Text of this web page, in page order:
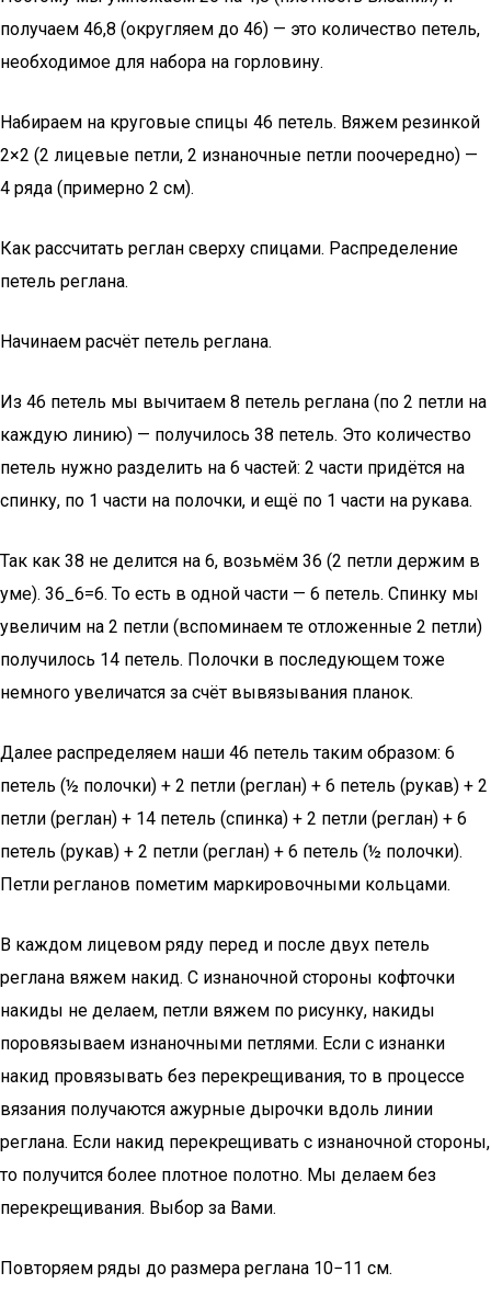
получаем 46,8 (округляем до 46) — это количество петель,
необходимое для набора на горловину.
Набираем на круговые спицы 46 петель. Вяжем резинкой
2×2 (2 лицевые петли, 2 изнаночные петли поочередно) —
4 ряда (примерно 2 см).
Как рассчитать реглан сверху спицами. Распределение
петель реглана.
Начинаем расчёт петель реглана.
Из 46 петель мы вычитаем 8 петель реглана (по 2 петли на
каждую линию) — получилось 38 петель. Это количество
петель нужно разделить на 6 частей: 2 части придётся на
спинку, по 1 части на полочки, и ещё по 1 части на рукава.
Так как 38 не делится на 6, возьмём 36 (2 петли держим в
уме). 36_6=6. То есть в одной части — 6 петель. Спинку мы
увеличим на 2 петли (вспоминаем те отложенные 2 петли)
получилось 14 петель. Полочки в последующем тоже
немного увеличатся за счёт вывязывания планок.
Далее распределяем наши 46 петель таким образом: 6
петель (½ полочки) + 2 петли (реглан) + 6 петель (рукав) + 2
петли (реглан) + 14 петель (спинка) + 2 петли (реглан) + 6
петель (рукав) + 2 петли (реглан) + 6 петель (½ полочки).
Петли регланов пометим маркировочными кольцами.
В каждом лицевом ряду перед и после двух петель
реглана вяжем накид. С изнаночной стороны кофточки
накиды не делаем, петли вяжем по рисунку, накиды
поровязываем изнаночными петлями. Если с изнанки
накид провязывать без перекрещивания, то в процессе
вязания получаются ажурные дырочки вдоль линии
реглана. Если накид перекрещивать с изнаночной стороны,
то получится более плотное полотно. Мы делаем без
перекрещивания. Выбор за Вами.
Повторяем ряды до размера реглана 10−11 см.